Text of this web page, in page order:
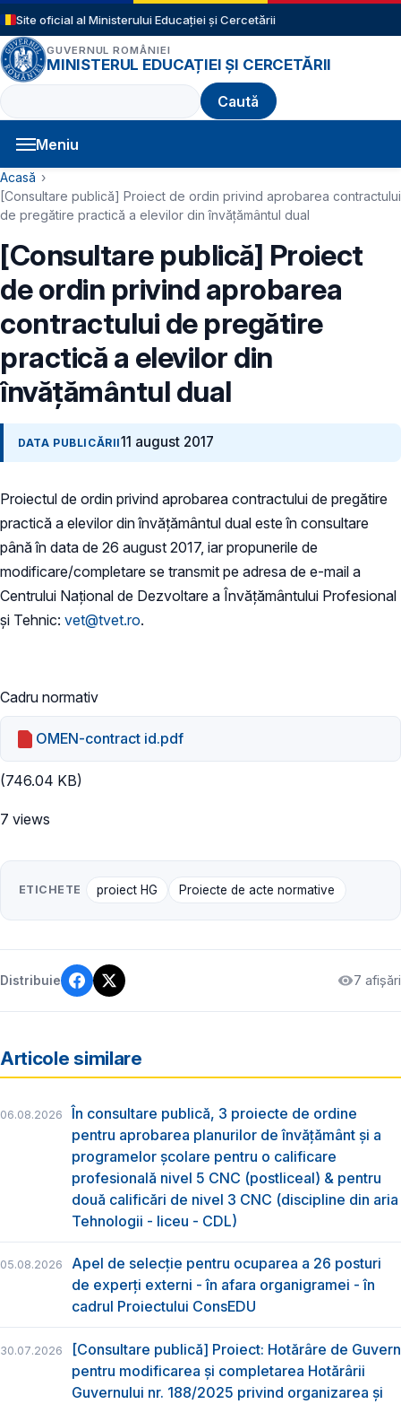
Sari la conținutul principal
Site oficial al Ministerului Educației și Cercetării
GUVERNUL ROMÂNIEI
MINISTERUL EDUCAȚIEI ȘI CERCETĂRII
Caută
Meniu
Navigație principală
Cale de navigare
Acasă
[Consultare publică] Proiect de ordin privind aprobarea contractului
de pregătire practică a elevilor din învățământul dual
[Consultare publică] Proiect
de ordin privind aprobarea
contractului de pregătire
practică a elevilor din
învățământul dual
DATA PUBLICĂRII11 august 2017
Proiectul de ordin privind aprobarea contractului de pregătire
practică a elevilor din învățământul dual este în consultare
până în data de 26 august 2017, iar propunerile de
modificare/completare se transmit pe adresa de e-mail a
Centrului Național de Dezvoltare a Învățământului Profesional
și Tehnic: vet@tvet.ro.
Cadru normativ
OMEN-contract id.pdf
(746.04 KB)
7 views
ETICHETE proiect HG Proiecte de acte normative
Distribuie 7 afișări
Articole similare
06.08.2026
În consultare publică, 3 proiecte de ordine
pentru aprobarea planurilor de învățământ și a
programelor școlare pentru o calificare
profesională nivel 5 CNC (postliceal) & pentru
două calificări de nivel 3 CNC (discipline din aria
Tehnologii - liceu - CDL)
05.08.2026
Apel de selecție pentru ocuparea a 26 posturi
de experți externi - în afara organigramei - în
cadrul Proiectului ConsEDU
30.07.2026
[Consultare publică] Proiect: Hotărâre de Guvern
pentru modificarea și completarea Hotărârii
Guvernului nr. 188/2025 privind organizarea şi